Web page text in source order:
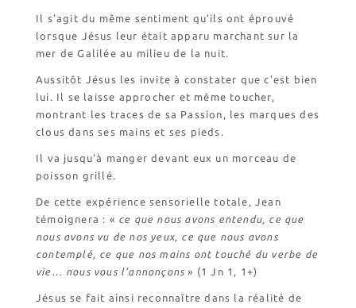
Il s’agit du même sentiment qu’ils ont éprouvé
lorsque Jésus leur était apparu marchant sur la
mer de Galilée au milieu de la nuit.
Aussitôt Jésus les invite à constater que c’est bien
lui. Il se laisse approcher et même toucher,
montrant les traces de sa Passion, les marques des
clous dans ses mains et ses pieds.
Il va jusqu’à manger devant eux un morceau de
poisson grillé.
De cette expérience sensorielle totale, Jean
témoignera : « ce que nous avons entendu, ce que
nous avons vu de nos yeux, ce que nous avons
contemplé, ce que nos mains ont touché du verbe de
vie… nous vous l’annonçons » (1 Jn 1, 1+)
Jésus se fait ainsi reconnaître dans la réalité de